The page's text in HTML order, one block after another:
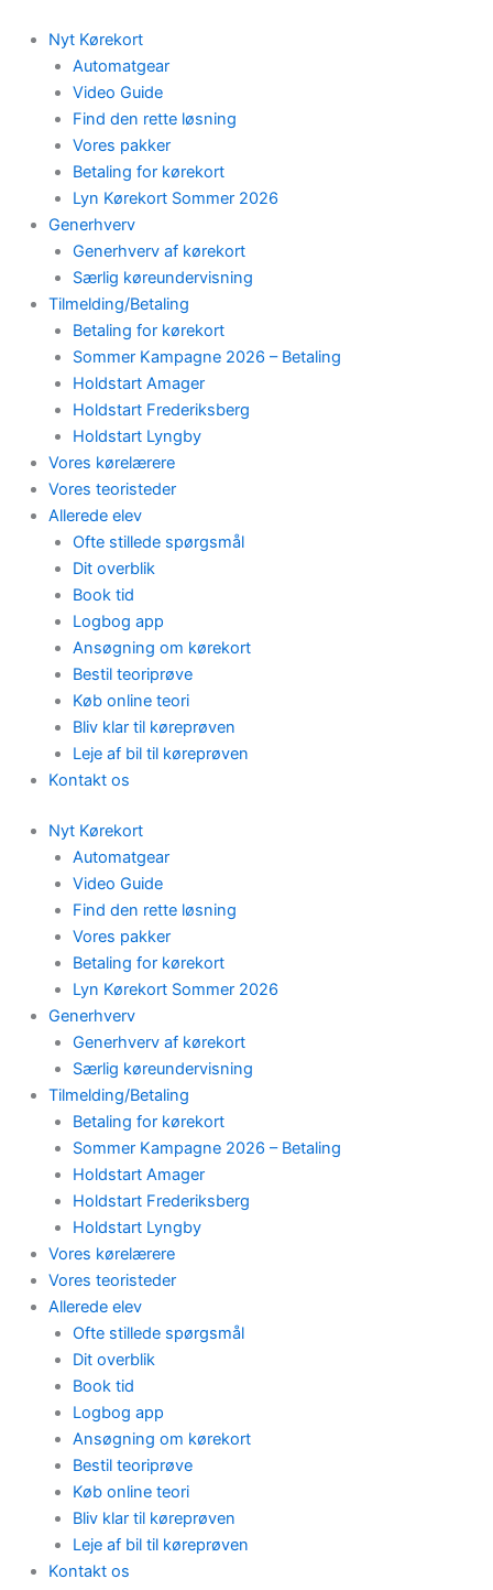
content
Nyt Kørekort
Automatgear
Video Guide
Find den rette løsning
Vores pakker
Betaling for kørekort
Lyn Kørekort Sommer 2026
Generhverv
Generhverv af kørekort
Særlig køreundervisning
Tilmelding/Betaling
Betaling for kørekort
Sommer Kampagne 2026 – Betaling
Holdstart Amager
Holdstart Frederiksberg
Holdstart Lyngby
Vores kørelærere
Vores teoristeder
Allerede elev
Ofte stillede spørgsmål
Dit overblik
Book tid
Logbog app
Ansøgning om kørekort
Bestil teoriprøve
Køb online teori
Bliv klar til køreprøven
Leje af bil til køreprøven
Kontakt os
Nyt Kørekort
Automatgear
Video Guide
Find den rette løsning
Vores pakker
Betaling for kørekort
Lyn Kørekort Sommer 2026
Generhverv
Generhverv af kørekort
Særlig køreundervisning
Tilmelding/Betaling
Betaling for kørekort
Sommer Kampagne 2026 – Betaling
Holdstart Amager
Holdstart Frederiksberg
Holdstart Lyngby
Vores kørelærere
Vores teoristeder
Allerede elev
Ofte stillede spørgsmål
Dit overblik
Book tid
Logbog app
Ansøgning om kørekort
Bestil teoriprøve
Køb online teori
Bliv klar til køreprøven
Leje af bil til køreprøven
Kontakt os